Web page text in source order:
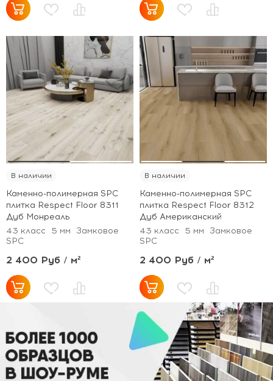
В наличии
Каменно-полимерная SPC
плитка Respect Floor 8311
Дуб Монреаль
43 класс
5 мм
Замковое
SPC
2 400 Руб / м²
В наличии
Каменно-полимерная SPC
плитка Respect Floor 8312
Дуб Американский
43 класс
5 мм
Замковое
SPC
2 400 Руб / м²